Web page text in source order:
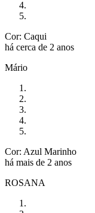
Cor: Caqui
há cerca de 2 anos
Mário
Cor: Azul Marinho
há mais de 2 anos
ROSANA